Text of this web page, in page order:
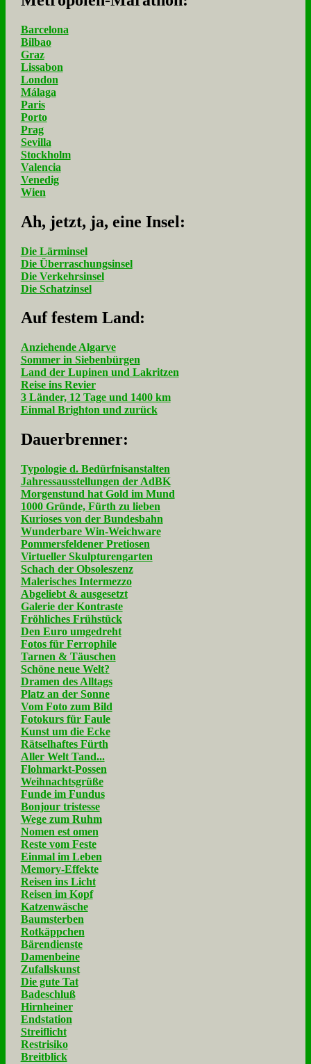
Barcelona
Bilbao
Graz
Lissabon
London
Málaga
Paris
Porto
Prag
Sevilla
Stockholm
Valencia
Venedig
Wien
Ah, jetzt, ja, ei­ne In­sel:
Die Lärminsel
Die Überraschungsinsel
Die Verkehrsinsel
Die Schatzinsel
Auf fe­stem Land:
Anziehende Algarve
Sommer in Siebenbürgen
Land der Lupinen und Lakritzen
Reise ins Revier
3 Länder, 12 Tage und 1400 km
Einmal Brighton und zurück
Dau­er­bren­ner:
Typologie d. Bedürfnisanstalten
Jahressausstellungen der AdBK
Morgenstund hat Gold im Mund
1000 Gründe, Fürth zu lieben
Kurioses von der Bundesbahn
Wunderbare Win-Weichware
Pommersfeldener Pretiosen
Virtueller Skulpturengarten
Schach der Obsoleszenz
Malerisches Intermezzo
Abgeliebt & ausgesetzt
Galerie der Kontraste
Fröhliches Frühstück
Den Euro umgedreht
Fotos für Ferrophile
Tarnen & Täuschen
Schöne neue Welt?
Dramen des Alltags
Platz an der Sonne
Vom Foto zum Bild
Fotokurs für Faule
Kunst um die Ecke
Rätselhaftes Fürth
Aller Welt Tand...
Flohmarkt-Possen
Weihnachtsgrüße
Funde im Fundus
Bonjour tristesse
Wege zum Ruhm
Nomen est omen
Reste vom Feste
Einmal im Leben
Memory-Effekte
Reisen ins Licht
Reisen im Kopf
Katzenwäsche
Baumsterben
Rotkäppchen
Bärendienste
Damenbeine
Zufallskunst
Die gute Tat
Badeschluß
Hirnheiner
Endstation
Streiflicht
Restrisiko
Breitblick